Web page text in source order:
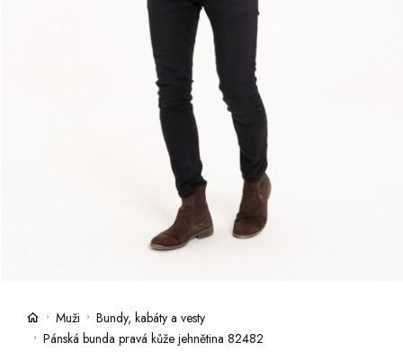
Prodejny Služby
Kara klub
Extra výhodné
Slevy
Bundy a kabáty -50 %
Slovensky
Muži
Bundy, kabáty a vesty
Pánská bunda pravá kůže jehnětina 82482